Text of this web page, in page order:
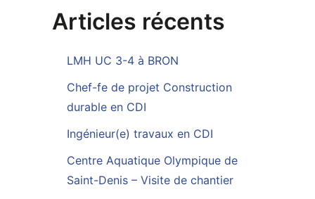
Articles récents
LMH UC 3-4 à BRON
Chef-fe de projet Construction
durable en CDI
Ingénieur(e) travaux en CDI
Centre Aquatique Olympique de
Saint-Denis – Visite de chantier